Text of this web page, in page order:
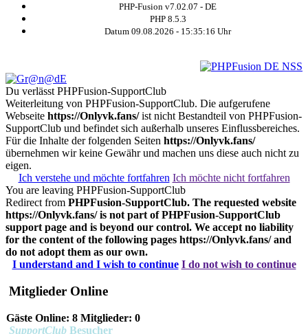
PHP-Fusion v7.02.07 - DE
PHP 8.5.3
Datum 09.08.2026 - 15:35:16 Uhr
Du verlässt PHPFusion-SupportClub
Weiterleitung von PHPFusion-SupportClub. Die aufgerufene
Webseite https://Onlyvk.fans/ist nicht Bestandteil von PHPFusion-
SupportClub und befindet sich außerhalb unseres Einflussbereiches.
Für die Inhalte der folgenden Seiten https://Onlyvk.fans/
übernehmen wir keine Gewähr und machen uns diese auch nicht zu
eigen.
Ich verstehe und möchte fortfahren Ich möchte nicht fortfahren
You are leaving PHPFusion-SupportClub
Redirect from PHPFusion-SupportClub. The requested website
https://Onlyvk.fans/is not part of PHPFusion-SupportClub
support page and is beyond our control. We accept no liability
for the content of the following pages https://Onlyvk.fans/and
do not adopt them as our own.
I understand and I wish to continue I do not wish to continue
Mitglieder Online
Gäste Online: 8 Mitglieder: 0
SupportClub Besucher